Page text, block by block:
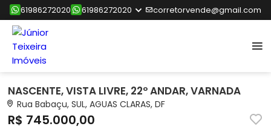
61986272020 61986272020 corretorvende@gmail.com
NASCENTE, VISTA LIVRE, 22º ANDAR, VARNADA
Rua Babaçu, SUL, AGUAS CLARAS, DF
R$ 745.000,00